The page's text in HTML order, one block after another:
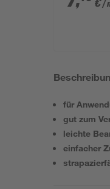
€/
für
gut zum
leichte
einfacher